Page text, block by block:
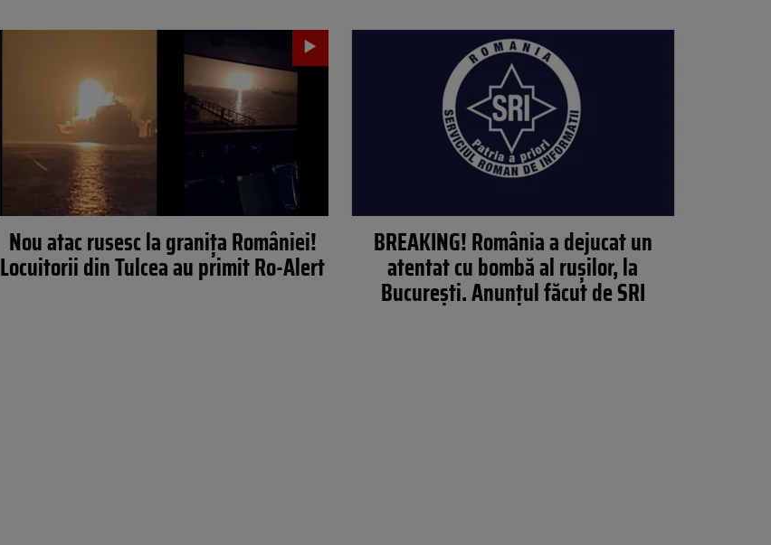
Nou atac rusesc la granița României!
Locuitorii din Tulcea au primit Ro-Alert
BREAKING! România a dejucat un
atentat cu bombă al rușilor, la
București. Anunțul făcut de SRI